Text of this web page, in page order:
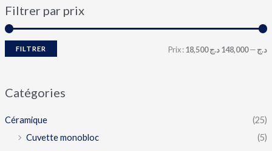
Filtrer par prix
FILTRER Prix : 18,500 د.ج—148,000 د.ج
Catégories
Céramique
(25)
Cuvette monobloc
(5)